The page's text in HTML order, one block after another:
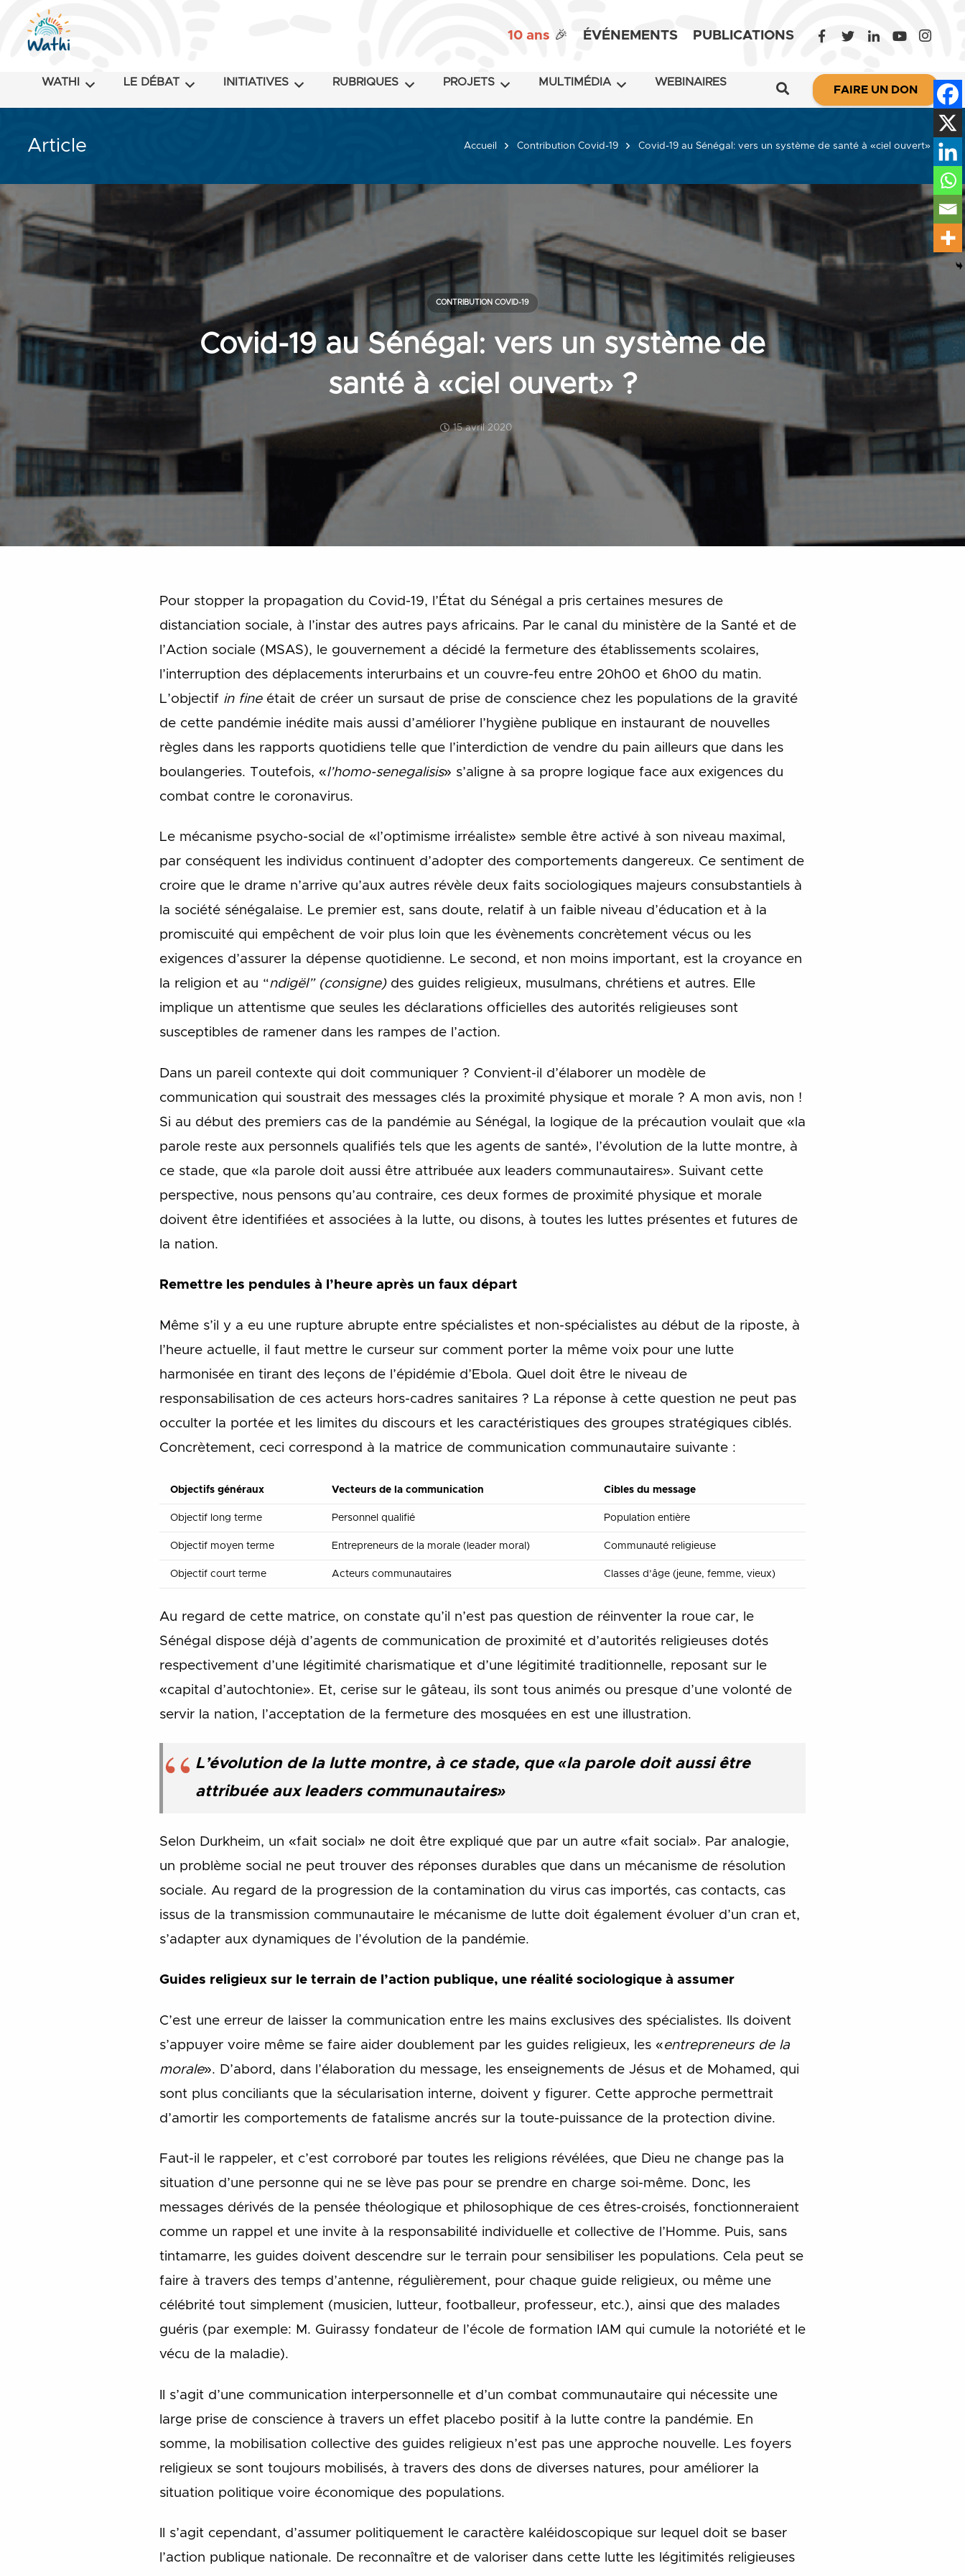
10 ans 🎉 ÉVÉNEMENTS PUBLICATIONS
WATHI LE DÉBAT INITIATIVES RUBRIQUES PROJETS MULTIMÉDIA WEBINAIRES
FAIRE UN DON
Article Accueil Contribution Covid-19 Covid-19 au Sénégal: vers un système de santé à «ciel ouvert» ?
Covid-19 au Sénégal: vers un système de
santé à «ciel ouvert» ?
15 avril 2020
CONTRIBUTION COVID-19
Pour stopper la propagation du Covid-19, l’État du Sénégal a pris certaines mesures de
distanciation sociale, à l’instar des autres pays africains. Par le canal du ministère de la Santé et de
l’Action sociale (MSAS), le gouvernement a décidé la fermeture des établissements scolaires,
l’interruption des déplacements interurbains et un couvre-feu entre 20h00 et 6h00 du matin.
L’objectif in fineétait de créer un sursaut de prise de conscience chez les populations de la gravité
de cette pandémie inédite mais aussi d’améliorer l’hygiène publique en instaurant de nouvelles
règles dans les rapports quotidiens telle que l’interdiction de vendre du pain ailleurs que dans les
boulangeries. Toutefois, «l’homo-senegalisis» s’aligne à sa propre logique face aux exigences du
combat contre le coronavirus.
Le mécanisme psycho-social de «l’optimisme irréaliste» semble être activé à son niveau maximal,
par conséquent les individus continuent d’adopter des comportements dangereux. Ce sentiment de
croire que le drame n’arrive qu’aux autres révèle deux faits sociologiques majeurs consubstantiels à
la société sénégalaise. Le premier est, sans doute, relatif à un faible niveau d’éducation et à la
promiscuité qui empêchent de voir plus loin que les évènements concrètement vécus ou les
exigences d’assurer la dépense quotidienne. Le second, et non moins important, est la croyance en
la religion et au “ndigël” (consigne)des guides religieux, musulmans, chrétiens et autres. Elle
implique un attentisme que seules les déclarations officielles des autorités religieuses sont
susceptibles de ramener dans les rampes de l’action.
Dans un pareil contexte qui doit communiquer ? Convient-il d’élaborer un modèle de
communication qui soustrait des messages clés la proximité physique et morale ? A mon avis, non !
Si au début des premiers cas de la pandémie au Sénégal, la logique de la précaution voulait que «la
parole reste aux personnels qualifiés tels que les agents de santé», l’évolution de la lutte montre, à
ce stade, que «la parole doit aussi être attribuée aux leaders communautaires». Suivant cette
perspective, nous pensons qu’au contraire, ces deux formes de proximité physique et morale
doivent être identifiées et associées à la lutte, ou disons, à toutes les luttes présentes et futures de
la nation.
Remettre les pendules à l’heure après un faux départ
Même s’il y a eu une rupture abrupte entre spécialistes et non-spécialistes au début de la riposte, à
l’heure actuelle, il faut mettre le curseur sur comment porter la même voix pour une lutte
harmonisée en tirant des leçons de l’épidémie d’Ebola. Quel doit être le niveau de
responsabilisation de ces acteurs hors-cadres sanitaires ? La réponse à cette question ne peut pas
occulter la portée et les limites du discours et les caractéristiques des groupes stratégiques ciblés.
Concrètement, ceci correspond à la matrice de communication communautaire suivante :
Objectifs généraux Vecteurs de la communication Cibles du message
Objectif long terme Personnel qualifié Population entière
Objectif moyen terme Entrepreneurs de la morale (leader moral) Communauté religieuse
Objectif court terme Acteurs communautaires Classes d’âge (jeune, femme, vieux)
Au regard de cette matrice, on constate qu’il n’est pas question de réinventer la roue car, le
Sénégal dispose déjà d’agents de communication de proximité et d’autorités religieuses dotés
respectivement d’une légitimité charismatique et d’une légitimité traditionnelle, reposant sur le
«capital d’autochtonie». Et, cerise sur le gâteau, ils sont tous animés ou presque d’une volonté de
servir la nation, l’acceptation de la fermeture des mosquées en est une illustration.
L’évolution de la lutte montre, à ce stade, que «la parole doit aussi être
attribuée aux leaders communautaires»
Selon Durkheim, un «fait social» ne doit être expliqué que par un autre «fait social». Par analogie,
un problème social ne peut trouver des réponses durables que dans un mécanisme de résolution
sociale. Au regard de la progression de la contamination du virus cas importés, cas contacts, cas
issus de la transmission communautaire le mécanisme de lutte doit également évoluer d’un cran et,
s’adapter aux dynamiques de l’évolution de la pandémie.
Guides religieux sur le terrain de l’action publique, une réalité sociologique à assumer
C’est une erreur de laisser la communication entre les mains exclusives des spécialistes. Ils doivent
s’appuyer voire même se faire aider doublement par les guides religieux, les «entrepreneurs de la
morale». D’abord, dans l’élaboration du message, les enseignements de Jésus et de Mohamed, qui
sont plus conciliants que la sécularisation interne, doivent y figurer. Cette approche permettrait
d’amortir les comportements de fatalisme ancrés sur la toute-puissance de la protection divine.
Faut-il le rappeler, et c’est corroboré par toutes les religions révélées, que Dieu ne change pas la
situation d’une personne qui ne se lève pas pour se prendre en charge soi-même. Donc, les
messages dérivés de la pensée théologique et philosophique de ces êtres-croisés, fonctionneraient
comme un rappel et une invite à la responsabilité individuelle et collective de l’Homme. Puis, sans
tintamarre, les guides doivent descendre sur le terrain pour sensibiliser les populations. Cela peut se
faire à travers des temps d’antenne, régulièrement, pour chaque guide religieux, ou même une
célébrité tout simplement (musicien, lutteur, footballeur, professeur, etc.), ainsi que des malades
guéris (par exemple: M. Guirassy fondateur de l’école de formation IAM qui cumule la notoriété et le
vécu de la maladie).
Il s’agit d’une communication interpersonnelle et d’un combat communautaire qui nécessite une
large prise de conscience à travers un effet placebo positif à la lutte contre la pandémie. En
somme, la mobilisation collective des guides religieux n’est pas une approche nouvelle. Les foyers
religieux se sont toujours mobilisés, à travers des dons de diverses natures, pour améliorer la
situation politique voire économique des populations.
Il s’agit cependant, d’assumer politiquement le caractère kaléidoscopique sur lequel doit se baser
l’action publique nationale. De reconnaître et de valoriser dans cette lutte les légitimités religieuses